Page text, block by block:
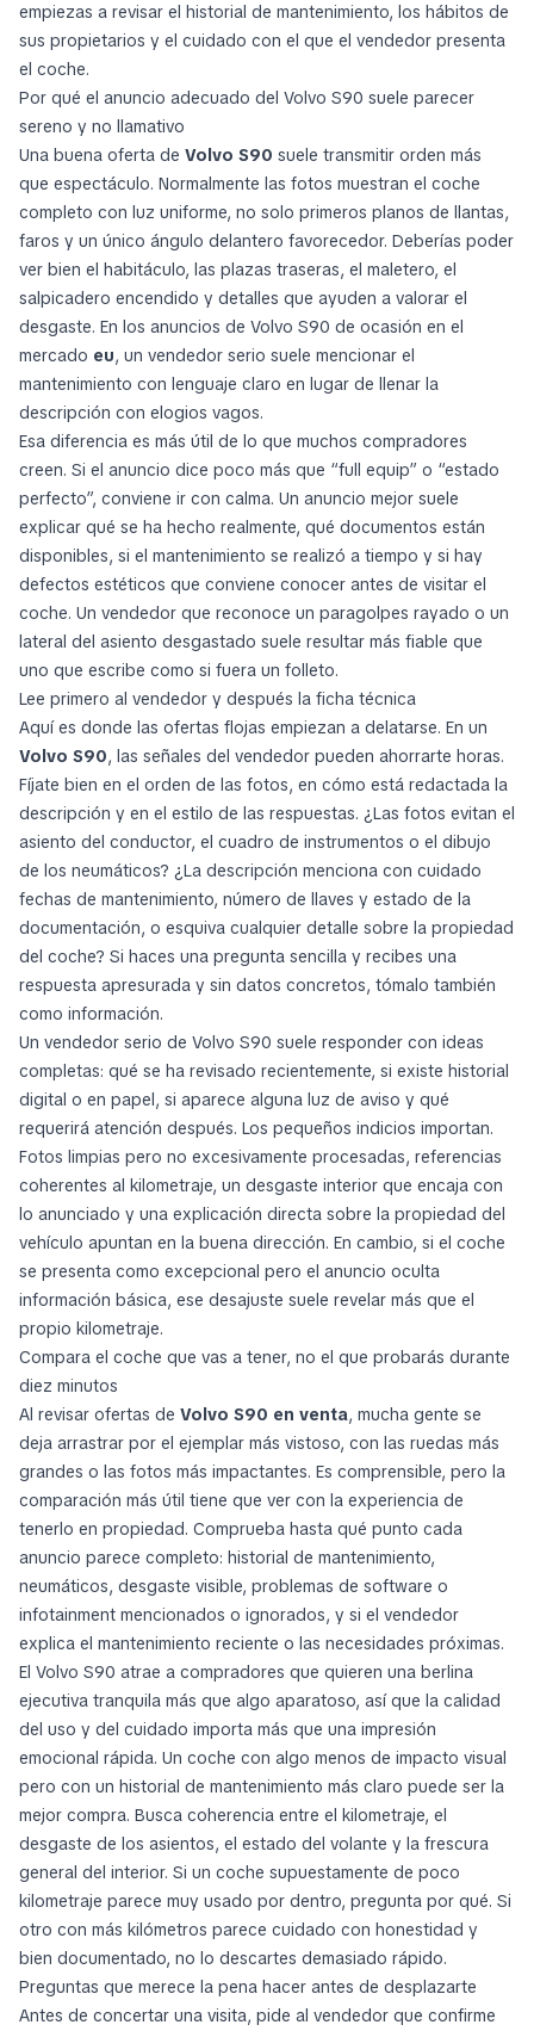
empiezas a revisar el historial de mantenimiento, los hábitos de
sus propietarios y el cuidado con el que el vendedor presenta
el coche.
Por qué el anuncio adecuado del Volvo S90 suele parecer
sereno y no llamativo
Una buena oferta de Volvo S90 suele transmitir orden más
que espectáculo. Normalmente las fotos muestran el coche
completo con luz uniforme, no solo primeros planos de llantas,
faros y un único ángulo delantero favorecedor. Deberías poder
ver bien el habitáculo, las plazas traseras, el maletero, el
salpicadero encendido y detalles que ayuden a valorar el
desgaste. En los anuncios de Volvo S90 de ocasión en el
mercado eu, un vendedor serio suele mencionar el
mantenimiento con lenguaje claro en lugar de llenar la
descripción con elogios vagos.
Esa diferencia es más útil de lo que muchos compradores
creen. Si el anuncio dice poco más que “full equip” o “estado
perfecto”, conviene ir con calma. Un anuncio mejor suele
explicar qué se ha hecho realmente, qué documentos están
disponibles, si el mantenimiento se realizó a tiempo y si hay
defectos estéticos que conviene conocer antes de visitar el
coche. Un vendedor que reconoce un paragolpes rayado o un
lateral del asiento desgastado suele resultar más fiable que
uno que escribe como si fuera un folleto.
Lee primero al vendedor y después la ficha técnica
Aquí es donde las ofertas flojas empiezan a delatarse. En un
Volvo S90, las señales del vendedor pueden ahorrarte horas.
Fíjate bien en el orden de las fotos, en cómo está redactada la
descripción y en el estilo de las respuestas. ¿Las fotos evitan el
asiento del conductor, el cuadro de instrumentos o el dibujo
de los neumáticos? ¿La descripción menciona con cuidado
fechas de mantenimiento, número de llaves y estado de la
documentación, o esquiva cualquier detalle sobre la propiedad
del coche? Si haces una pregunta sencilla y recibes una
respuesta apresurada y sin datos concretos, tómalo también
como información.
Un vendedor serio de Volvo S90 suele responder con ideas
completas: qué se ha revisado recientemente, si existe historial
digital o en papel, si aparece alguna luz de aviso y qué
requerirá atención después. Los pequeños indicios importan.
Fotos limpias pero no excesivamente procesadas, referencias
coherentes al kilometraje, un desgaste interior que encaja con
lo anunciado y una explicación directa sobre la propiedad del
vehículo apuntan en la buena dirección. En cambio, si el coche
se presenta como excepcional pero el anuncio oculta
información básica, ese desajuste suele revelar más que el
propio kilometraje.
Compara el coche que vas a tener, no el que probarás durante
diez minutos
Al revisar ofertas de Volvo S90 en venta, mucha gente se
deja arrastrar por el ejemplar más vistoso, con las ruedas más
grandes o las fotos más impactantes. Es comprensible, pero la
comparación más útil tiene que ver con la experiencia de
tenerlo en propiedad. Comprueba hasta qué punto cada
anuncio parece completo: historial de mantenimiento,
neumáticos, desgaste visible, problemas de software o
infotainment mencionados o ignorados, y si el vendedor
explica el mantenimiento reciente o las necesidades próximas.
El Volvo S90 atrae a compradores que quieren una berlina
ejecutiva tranquila más que algo aparatoso, así que la calidad
del uso y del cuidado importa más que una impresión
emocional rápida. Un coche con algo menos de impacto visual
pero con un historial de mantenimiento más claro puede ser la
mejor compra. Busca coherencia entre el kilometraje, el
desgaste de los asientos, el estado del volante y la frescura
general del interior. Si un coche supuestamente de poco
kilometraje parece muy usado por dentro, pregunta por qué. Si
otro con más kilómetros parece cuidado con honestidad y
bien documentado, no lo descartes demasiado rápido.
Preguntas que merece la pena hacer antes de desplazarte
Antes de concertar una visita, pide al vendedor que confirme